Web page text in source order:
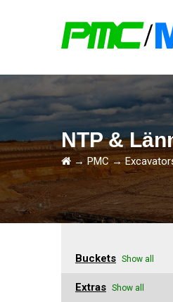
NTP &
→ PMC →
Buckets Show all
Extras Show all